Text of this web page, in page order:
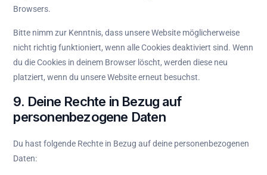
Browsers.
Bitte nimm zur Kenntnis, dass unsere Website möglicherweise
nicht richtig funktioniert, wenn alle Cookies deaktiviert sind. Wenn
du die Cookies in deinem Browser löscht, werden diese neu
platziert, wenn du unsere Website erneut besuchst.
9. Deine Rechte in Bezug auf
personenbezogene Daten
Du hast folgende Rechte in Bezug auf deine personenbezogenen
Daten: